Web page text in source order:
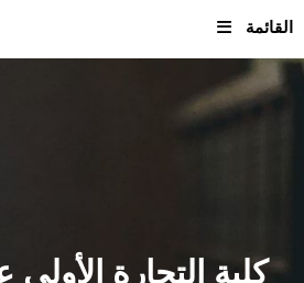
القائمة
كلية التجارة